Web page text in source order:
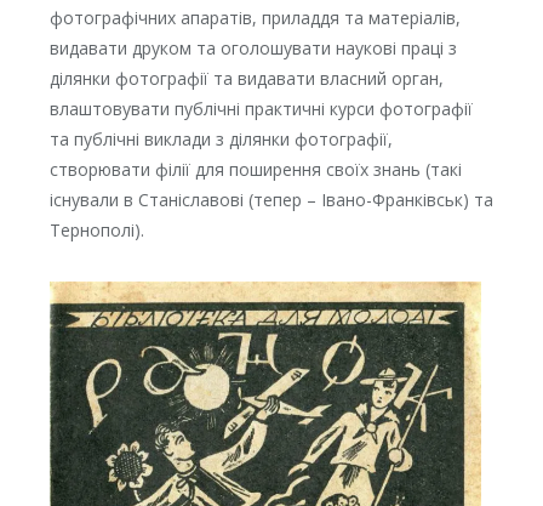
фотографічних апаратів, приладдя та матеріалів,
видавати друком та оголошувати наукові праці з
ділянки фотографії та видавати власний орган,
влаштовувати публічні практичні курси фотографії
та публічні виклади з ділянки фотографії,
створювати філії для поширення своїх знань (такі
існували в Станіславові (тепер – Івано-Франківськ) та
Тернополі).